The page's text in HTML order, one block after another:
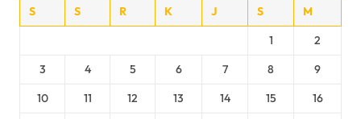
S
S R K J S
M
1
2
3
4 5 6 7 8
9
10
11 12 13 14 15
16